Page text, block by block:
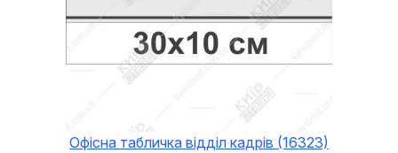
Офісна табличка відділ кадрів (16323)